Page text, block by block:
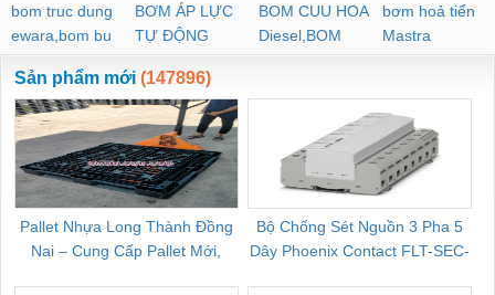
bom truc dung
ewara,bom bu
ewara
BƠM ÁP LỰC
TỰ ĐỘNG
BOM CUU HOA
Diesel,BOM
CHUA CHAY
bơm hoả tiển
Mastra
Sản phẩm mới (147896)
Pallet Nhựa Long Thành Đồng
Nai – Cung Cấp Pallet Mới,
Bộ Chống Sét Nguồn 3 Pha 5
Dây Phoenix Contact FLT-SEC-